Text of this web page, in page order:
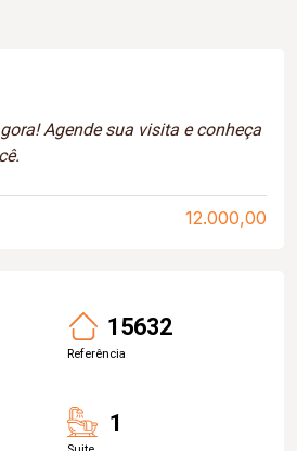
Agende sua visita e conheça
12.000,00
15632
Referência
1